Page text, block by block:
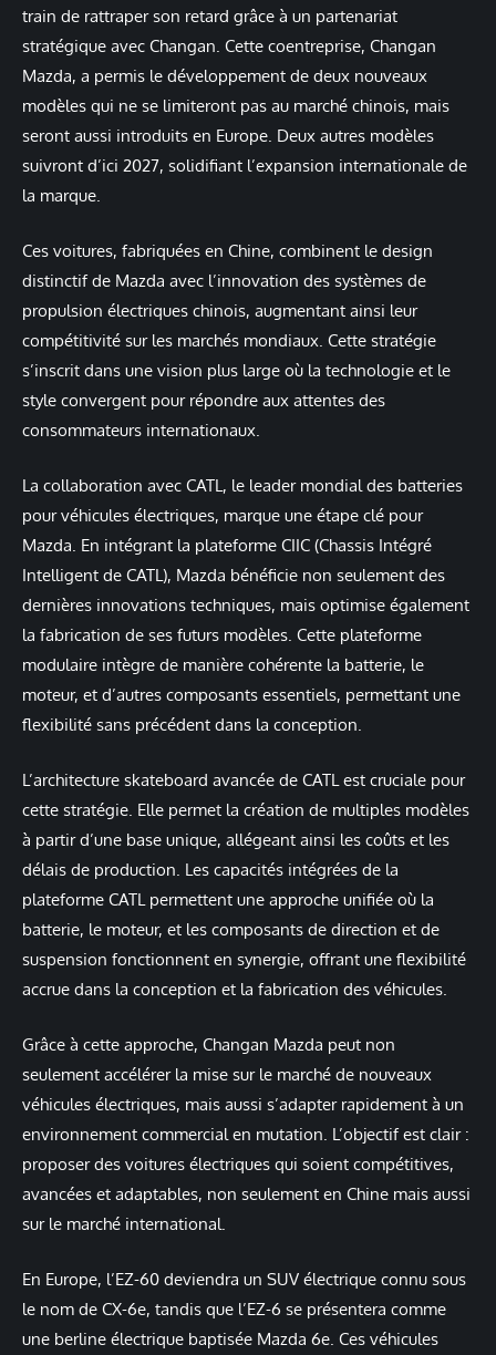
train de rattraper son retard grâce à un partenariat
stratégique avec Changan. Cette coentreprise, Changan
Mazda, a permis le développement de deux nouveaux
modèles qui ne se limiteront pas au marché chinois, mais
seront aussi introduits en Europe. Deux autres modèles
suivront d’ici 2027, solidifiant l’expansion internationale de
la marque.
Ces voitures, fabriquées en Chine, combinent le design
distinctif de Mazda avec l’innovation des systèmes de
propulsion électriques chinois, augmentant ainsi leur
compétitivité sur les marchés mondiaux. Cette stratégie
s’inscrit dans une vision plus large où la technologie et le
style convergent pour répondre aux attentes des
consommateurs internationaux.
La collaboration avec CATL, le leader mondial des batteries
pour véhicules électriques, marque une étape clé pour
Mazda. En intégrant la plateforme CIIC (Chassis Intégré
Intelligent de CATL), Mazda bénéficie non seulement des
dernières innovations techniques, mais optimise également
la fabrication de ses futurs modèles. Cette plateforme
modulaire intègre de manière cohérente la batterie, le
moteur, et d’autres composants essentiels, permettant une
flexibilité sans précédent dans la conception.
L’architecture skateboard avancée de CATL est cruciale pour
cette stratégie. Elle permet la création de multiples modèles
à partir d’une base unique, allégeant ainsi les coûts et les
délais de production. Les capacités intégrées de la
plateforme CATL permettent une approche unifiée où la
batterie, le moteur, et les composants de direction et de
suspension fonctionnent en synergie, offrant une flexibilité
accrue dans la conception et la fabrication des véhicules.
Grâce à cette approche, Changan Mazda peut non
seulement accélérer la mise sur le marché de nouveaux
véhicules électriques, mais aussi s’adapter rapidement à un
environnement commercial en mutation. L’objectif est clair :
proposer des voitures électriques qui soient compétitives,
avancées et adaptables, non seulement en Chine mais aussi
sur le marché international.
En Europe, l’EZ-60 deviendra un SUV électrique connu sous
le nom de CX-6e, tandis que l’EZ-6 se présentera comme
une berline électrique baptisée Mazda 6e. Ces véhicules